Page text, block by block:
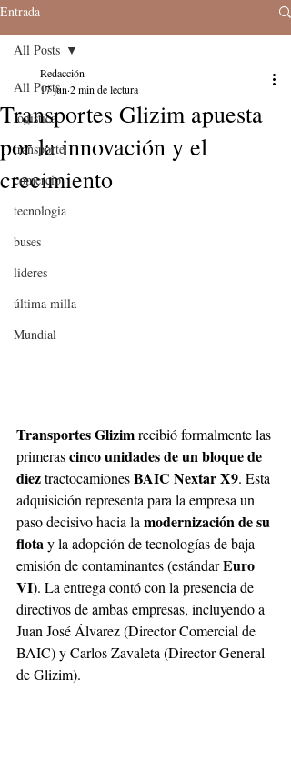
Entrada
All Posts
logistica
transporte
comercio
tecnologia
buses
lideres
última milla
Mundial
All Posts
Transportes Glizim apuesta
por la innovación y el
crecimiento
Redacción
17 jun 2 min de lectura
Transportes Glizim recibió formalmente las
primeras cinco unidades de un bloque de
diez tractocamiones BAIC Nextar X9. Esta
adquisición representa para la empresa un
paso decisivo hacia la modernización de su
flota y la adopción de tecnologías de baja
emisión de contaminantes (estándar Euro
VI). La entrega contó con la presencia de
directivos de ambas empresas, incluyendo a
Juan José Álvarez (Director Comercial de
BAIC) y Carlos Zavaleta (Director General
de Glizim).